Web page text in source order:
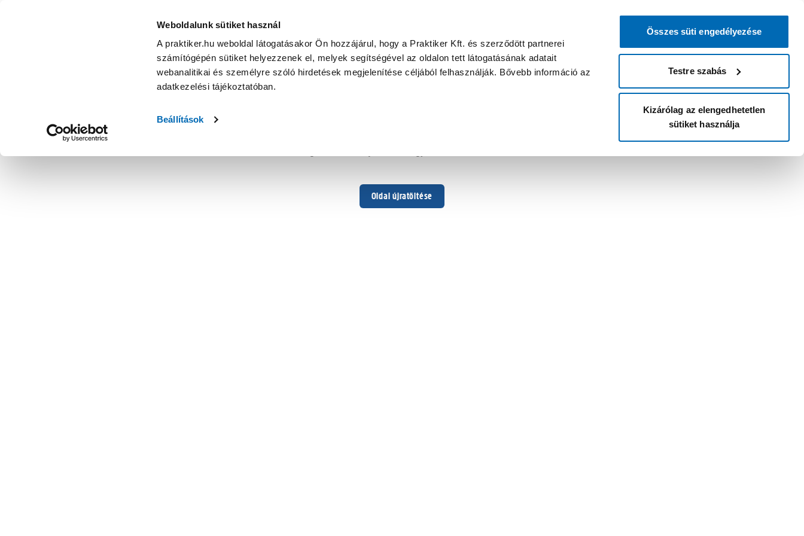
Weboldalunk sütiket használ
A praktiker.hu weboldal látogatásakor Ön hozzájárul, hogy a Praktiker Kft. és szerződött partnerei
számítógépén sütiket helyezzenek el, melyek segítségével az oldalon tett látogatásának adatait
webanalitikai és személyre szóló hirdetések megjelenítése céljából felhasználják. Bővebb információ az
adatkezelési tájékoztatóban.
Beállítások
Összes süti engedélyezése
Testre szabás
Kizárólag az elengedhetetlen
sütiket használja
Oldal újratöltése